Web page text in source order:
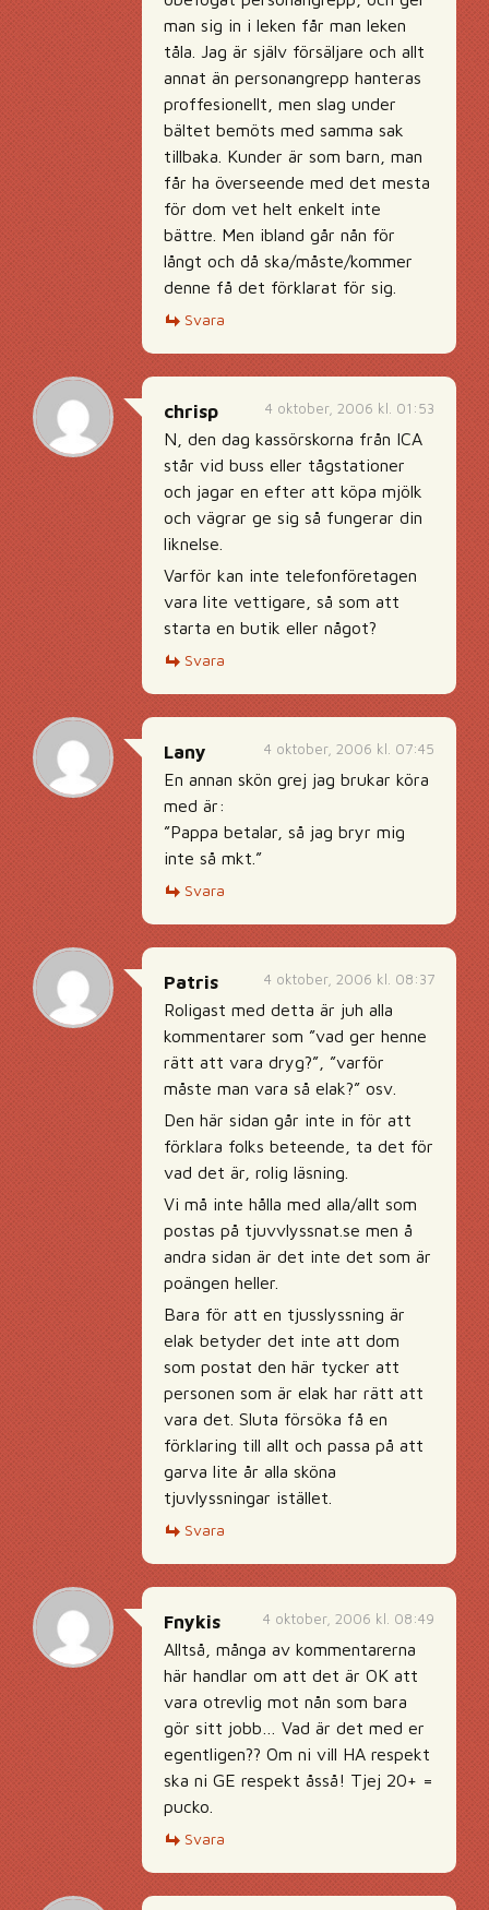
man sig in i leken får man leken
tåla. Jag är själv försäljare och allt
annat än personangrepp hanteras
proffesionellt, men slag under
bältet bemöts med samma sak
tillbaka. Kunder är som barn, man
får ha överseende med det mesta
för dom vet helt enkelt inte
bättre. Men ibland går nån för
långt och då ska/måste/kommer
denne få det förklarat för sig.
Svara
4 oktober, 2006 kl. 01:53
chrisp
N, den dag kassörskorna från ICA
står vid buss eller tågstationer
och jagar en efter att köpa mjölk
och vägrar ge sig så fungerar din
liknelse.
Varför kan inte telefonföretagen
vara lite vettigare, så som att
starta en butik eller något?
Svara
4 oktober, 2006 kl. 07:45
Lany
En annan skön grej jag brukar köra
med är:
”Pappa betalar, så jag bryr mig
inte så mkt.”
Svara
4 oktober, 2006 kl. 08:37
Patris
Roligast med detta är juh alla
kommentarer som ”vad ger henne
rätt att vara dryg?”, ”varför
måste man vara så elak?” osv.
Den här sidan går inte in för att
förklara folks beteende, ta det för
vad det är, rolig läsning.
Vi må inte hålla med alla/allt som
postas på tjuvvlyssnat.se men å
andra sidan är det inte det som är
poängen heller.
Bara för att en tjusslyssning är
elak betyder det inte att dom
som postat den här tycker att
personen som är elak har rätt att
vara det. Sluta försöka få en
förklaring till allt och passa på att
garva lite år alla sköna
tjuvlyssningar istället.
Svara
4 oktober, 2006 kl. 08:49
Fnykis
Alltså, många av kommentarerna
här handlar om att det är OK att
vara otrevlig mot nån som bara
gör sitt jobb… Vad är det med er
egentligen?? Om ni vill HA respekt
ska ni GE respekt åsså! Tjej 20+ =
pucko.
Svara